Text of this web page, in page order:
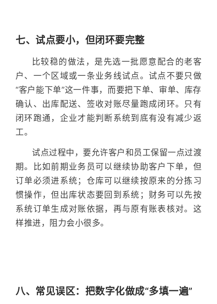
七、试点要小，但闭环要完整
比较稳的做法，是先选一批愿意配合的老客
户、一个区域或一条业务线试点。试点不要只做
“客户能下单”这一件事，而要把下单、审单、库存
确认、出库配送、签收对账尽量跑成闭环。只有
闭环跑通，企业才能判断系统到底有没有减少返
工。
试点过程中，要允许客户和员工保留一点过渡
期。比如前期业务员可以继续协助客户下单，但
订单必须进系统；仓库可以继续按原来的分拣习
惯操作，但出库状态要回到系统；财务可以先按
系统订单生成对账依据，再与原有账表核对。这
样推进，阻力会小很多。
八、常见误区：把数字化做成“多填一遍”